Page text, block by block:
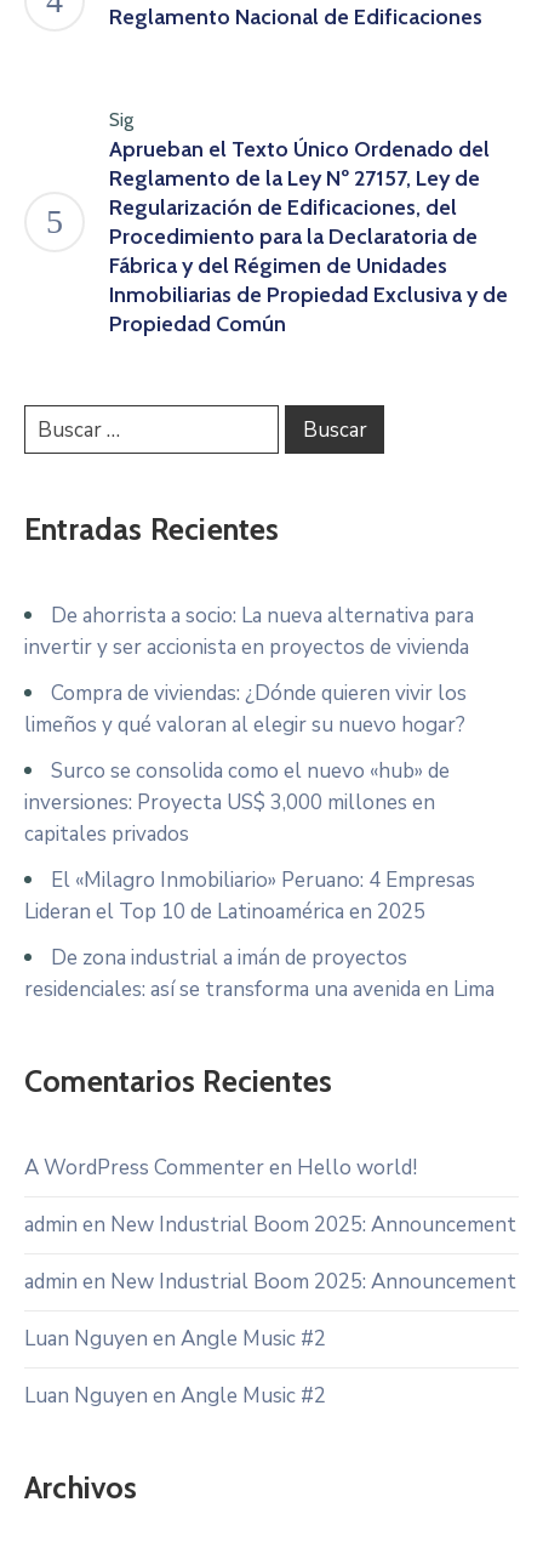
Reglamento Nacional de Edificaciones
Sig
Aprueban el Texto Único Ordenado del
Reglamento de la Ley Nº 27157, Ley de
Regularización de Edificaciones, del
Procedimiento para la Declaratoria de
Fábrica y del Régimen de Unidades
Inmobiliarias de Propiedad Exclusiva y de
Propiedad Común
Entradas Recientes
De ahorrista a socio: La nueva alternativa para
invertir y ser accionista en proyectos de vivienda
Compra de viviendas: ¿Dónde quieren vivir los
limeños y qué valoran al elegir su nuevo hogar?
Surco se consolida como el nuevo «hub» de
inversiones: Proyecta US$ 3,000 millones en
capitales privados
El «Milagro Inmobiliario» Peruano: 4 Empresas
Lideran el Top 10 de Latinoamérica en 2025
De zona industrial a imán de proyectos
residenciales: así se transforma una avenida en Lima
Comentarios Recientes
A WordPress Commenteren Hello world!
admin en New Industrial Boom 2025: Announcement
admin en New Industrial Boom 2025: Announcement
Luan Nguyen en Angle Music #2
Luan Nguyen en Angle Music #2
Archivos